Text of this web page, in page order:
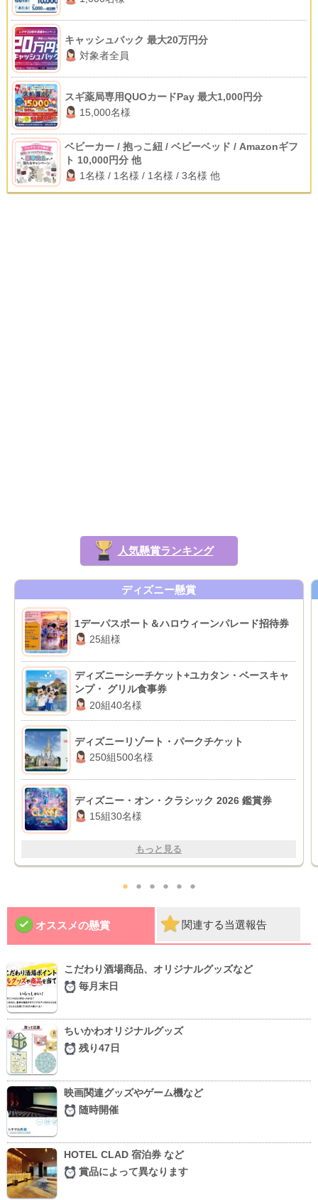
キャッシュバック 最大20万円分
対象者全員
スギ薬局専用QUOカードPay 最大1,000円分
15,000名様
ベビーカー / 抱っこ紐 / ベビーベッド / Amazonギフ
ト 10,000円分 他
1名様 / 1名様 / 1名様 / 3名様 他
人気懸賞ランキング
ディズニー懸賞
1デーパスポート＆ハロウィーンパレード招待券
25組様
ディズニーシーチケット+ユカタン・ベースキャ
ンプ・ グリル食事券
20組40名様
ディズニーリゾート・パークチケット
250組500名様
ディズニー・オン・クラシック 2026 鑑賞券
15組30名様
もっと見る
● ● ● ● ● ●
オススメの懸賞 関連する当選報告
こだわり酒場商品、オリジナルグッズなど
毎月末日
ちいかわオリジナルグッズ
残り47日
映画関連グッズやゲーム機など
随時開催
HOTEL CLAD 宿泊券 など
賞品によって異なります